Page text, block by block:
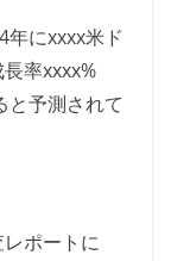
年にxxxx米ド
率xxxx%
と予測されて
ポートに